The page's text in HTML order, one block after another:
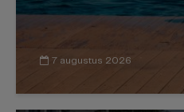
7 augustus 2026